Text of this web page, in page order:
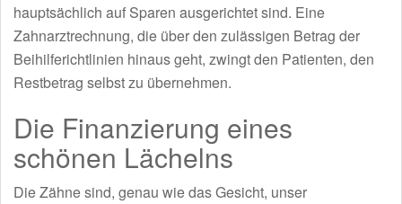
hauptsächlich auf Sparen ausgerichtet sind. Eine
Zahnarztrechnung, die über den zulässigen Betrag der
Beihilferichtlinien hinaus geht, zwingt den Patienten, den
Restbetrag selbst zu übernehmen.
Die Finanzierung eines
schönen Lächelns
Die Zähne sind, genau wie das Gesicht, unser